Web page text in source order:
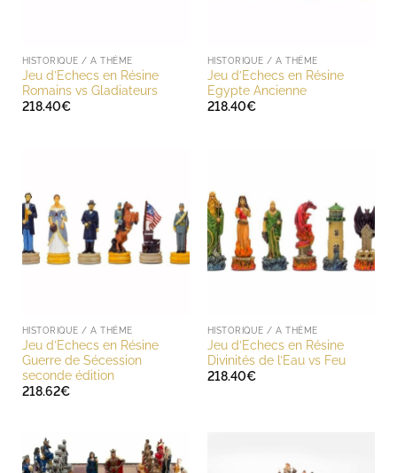
HISTORIQUE / A THÈME
Jeu d’Echecs en Résine
Romains vs Gladiateurs
218.40€
HISTORIQUE / A THÈME
Jeu d’Echecs en Résine
Egypte Ancienne
218.40€
HISTORIQUE / A THÈME
Jeu d’Echecs en Résine
Guerre de Sécession
seconde édition
218.62€
HISTORIQUE / A THÈME
Jeu d’Echecs en Résine
Divinités de l’Eau vs Feu
218.40€